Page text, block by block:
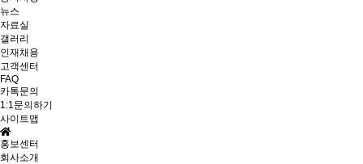
뉴스
자료실
갤러리
인재채용
고객센터
FAQ
카톡문의
1:1문의하기
사이트맵
홍보센터
회사소개